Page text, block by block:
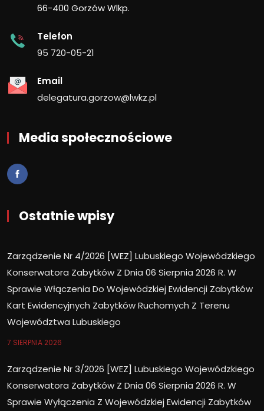
66-400 Gorzów Wlkp.
Telefon
95 720-05-21
Email
delegatura.gorzow@lwkz.pl
Media społecznościowe
Ostatnie wpisy
Zarządzenie Nr 4/2026 [WEZ] Lubuskiego Wojewódzkiego
Konserwatora Zabytków Z Dnia 06 Sierpnia 2026 R. W
Sprawie Włączenia Do Wojewódzkiej Ewidencji Zabytków
Kart Ewidencyjnych Zabytków Ruchomych Z Terenu
Województwa Lubuskiego
7 SIERPNIA 2026
Zarządzenie Nr 3/2026 [WEZ] Lubuskiego Wojewódzkiego
Konserwatora Zabytków Z Dnia 06 Sierpnia 2026 R. W
Sprawie Wyłączenia Z Wojewódzkiej Ewidencji Zabytków